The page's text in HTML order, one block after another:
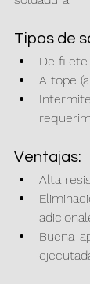
Tipos de
De filete
A tope
Ventajas:
Alta
Buena